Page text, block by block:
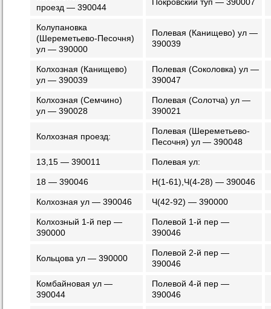
проезд — 390044
Колупановка
(Шереметьево-Песочня)
ул — 390000
Полевая (Канищево) ул —
390039
Колхозная (Канищево)
ул — 390039
Полевая (Соколовка) ул —
390047
Колхозная (Семчино)
ул — 390028
Полевая (Солотча) ул —
390021
Колхозная проезд:
Полевая (Шереметьево-
Песочня) ул — 390048
13,15 — 390011 Полевая ул:
18 — 390046 Н(1-61),Ч(4-28) — 390046
Колхозная ул — 390046 Ч(42-92) — 390000
Колхозный 1-й пер —
390000
Полевой 1-й пер —
390046
Кольцова ул — 390000
Полевой 2-й пер —
390046
Комбайновая ул —
390044
Полевой 4-й пер —
390046